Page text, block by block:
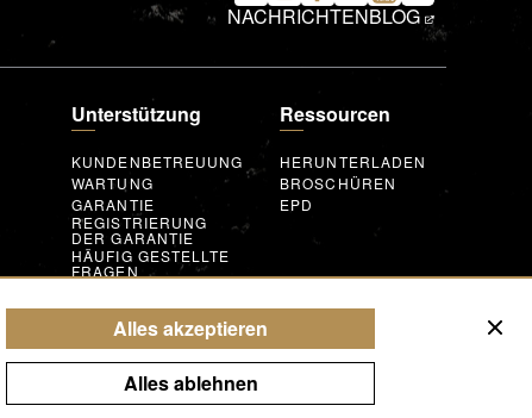
NACHRICHTENBLOG
Unterstützung
KUNDENBETREUUNG
WARTUNG
GARANTIE
REGISTRIERUNG
DER GARANTIE
HÄUFIG GESTELLTE
FRAGEN
Ressourcen
HERUNTERLADEN
BROSCHÜREN
EPD
AUGMENTED
Alles akzeptieren
Alles ablehnen